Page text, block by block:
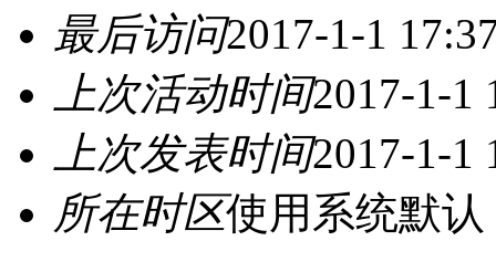
最后访问2017-1-1
上次活动时间2017-1-1
上次发表时间2017-1-1
所在时区使用系统默认